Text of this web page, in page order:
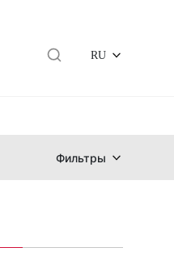
RU
Фильтры